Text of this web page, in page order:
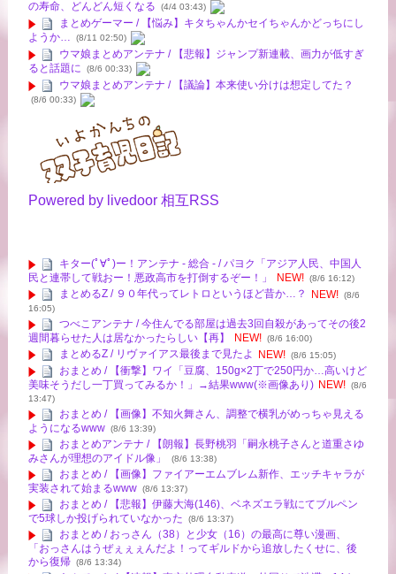
の寿命、どんどん短くなる (4/4 03:43)
まとめゲーマー / 【悩み】キタちゃんかセイちゃんかどっちにし
ようか…
(8/11 02:50)
ウマ娘まとめアンテナ / 【悲報】ジャンプ新連載、画力が低すぎ
ると話題に
(8/6 00:33)
ウマ娘まとめアンテナ / 【議論】本来使い分けは想定してた？
(8/6 00:33)
Powered by livedoor 相互RSS
キター(ﾟ∀ﾟ)ー！アンテナ - 総合 - / パヨク「アジア人民、中国人
民と連帯して戦おー！悪政高市を打倒するぞー！」
NEW! (8/6 16:12)
まとめるZ / ９０年代ってレトロというほど昔か…？ NEW! (8/6
16:05)
つべこアンテナ / 今住んでる部屋は過去3回自殺があってその後2
週間暮らせた人は居なかったらしい【再】
NEW! (8/6 16:00)
まとめるZ / リヴァイアス最後まで見たよ NEW! (8/6 15:05)
おまとめ / 【衝撃】ワイ「豆腐、150g×2丁で250円か…高いけど
美味そうだし一丁買ってみるか！」→結果www(※画像あり) NEW! (8/6
13:47)
おまとめ / 【画像】不知火舞さん、調整で横乳がめっちゃ見える
ようになるwww (8/6 13:39)
おまとめアンテナ / 【朗報】長野桃羽「嗣永桃子さんと道重さゆ
みさんが理想のアイドル像」
(8/6 13:38)
おまとめ / 【画像】ファイアーエムブレム新作、エッチキャラが
実装されて始まるwww (8/6 13:37)
おまとめ / 【悲報】伊藤大海(146)、ベネズエラ戦にてブルペン
で5球しか投げられていなかった
(8/6 13:37)
おまとめ / おっさん（38）と少女（16）の最高に尊い漫画、
「おっさんはうぜぇぇぇんだよ！ってギルドから追放したくせに、後
から復帰 (8/6 13:34)